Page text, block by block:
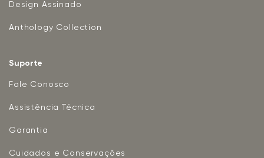
Design Assinado
Anthology Collection
Suporte
Fale Conosco
Assistência Técnica
Garantia
Cuidados e Conservações